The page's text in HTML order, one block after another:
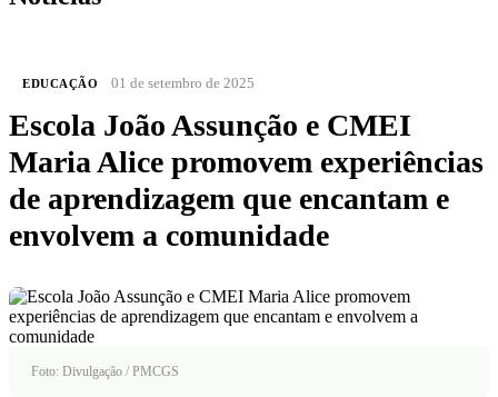
EDUCAÇÃO 01 de setembro de 2025
Escola João Assunção e CMEI
Maria Alice promovem experiências
de aprendizagem que encantam e
envolvem a comunidade
Foto: Divulgação / PMCGS